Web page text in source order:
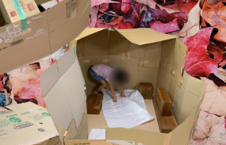
います。きっと、120分の制作時間はあっとい
って、 クリスマスはARTを眺めながら楽しい時
来年も、、、 これからもずっとクリスマスが来
準備したくなる、 ご家族や来客の心をほっこり
スマス準備は、お気に入
マスはご家族とARTと一緒に楽しく素敵な時間を